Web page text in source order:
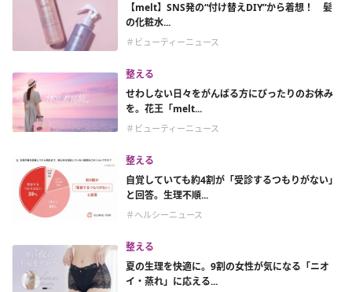
【melt】SNS発の“付け替えDIY”から着想！ 髪
の化粧水...
＃ビューティーニュース
整える
せわしない日々をがんばる方にぴったりのお休み
を。花王「melt...
＃ビューティーニュース
整える
自覚していても約4割が「受診するつもりがない」
と回答。生理不順...
＃ヘルシーニュース
整える
夏の生理を快適に。9割の女性が気になる「ニオ
イ・蒸れ」に応える...